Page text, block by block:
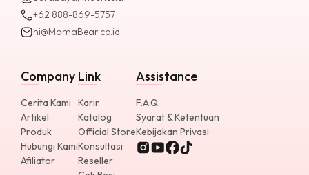
+62 888-869-5757
hi@MamaBear.co.id
Company
Cerita Kami
Artikel
Produk
Hubungi Kami
Afiliator
Link
Karir
Katalog
Official Store
Konsultasi
Reseller
Assistance
F.A.Q
Syarat & Ketentuan
Kebijakan Privasi